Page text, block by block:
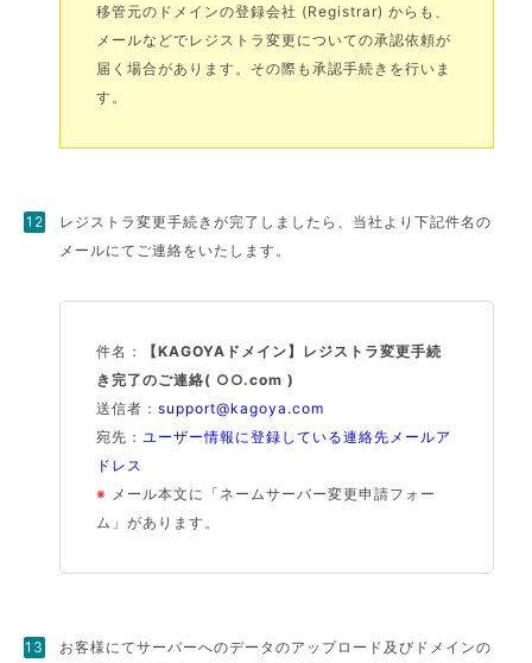
移管元のドメインの登録会社 (Registrar) からも、
メールなどでレジストラ変更についての承認依頼が
届く場合があります。その際も承認手続きを行いま
す。
レジストラ変更手続きが完了しましたら、当社より下記件名の
メールにてご連絡をいたします。
件名：
【KAGOYAドメイン】レジストラ変更手続
き完了のご連絡( ○○.com )
送信者：support@kagoya.com
宛先： ユーザー情報に登録している連絡先メールア
ドレス
※ メール本文に「ネームサーバー変更申請フォー
ム」があります。
お客様にてサーバーへのデータのアップロード及びドメインの